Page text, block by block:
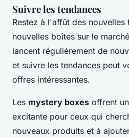
Suivre les tendances
Restez à l'affût des nouvelles
nouvelles boîtes sur le
lancent régulièrement de
et suivre les tendances peut
offres intéressantes.
Les mystery boxes offrent
excitante pour ceux qui
nouveaux produits et à